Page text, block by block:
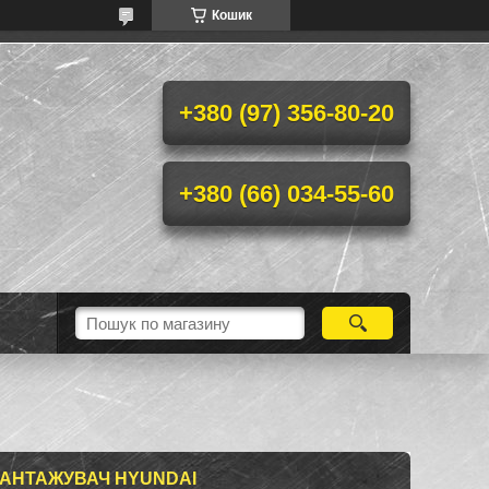
Кошик
+380 (97) 356-80-20
+380 (66) 034-55-60
HYUNDAI